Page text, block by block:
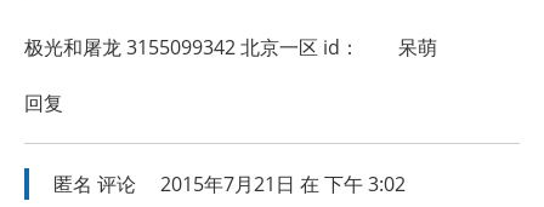
极光和屠龙 3155099342 北京一区 id： 呆萌
回复
匿名 评论 2015年7月21日 在 下午 3:02